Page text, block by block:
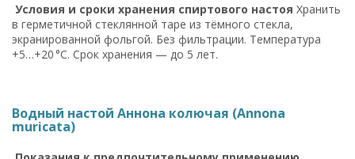
Условия и сроки хранения спиртового настоя Хранить
в герметичной стеклянной таре из тёмного стекла,
экранированной фольгой. Без фильтрации. Температура
+5…+20 °C. Срок хранения — до 5 лет.
Водный настой Аннона колючая (Annona
muricata)